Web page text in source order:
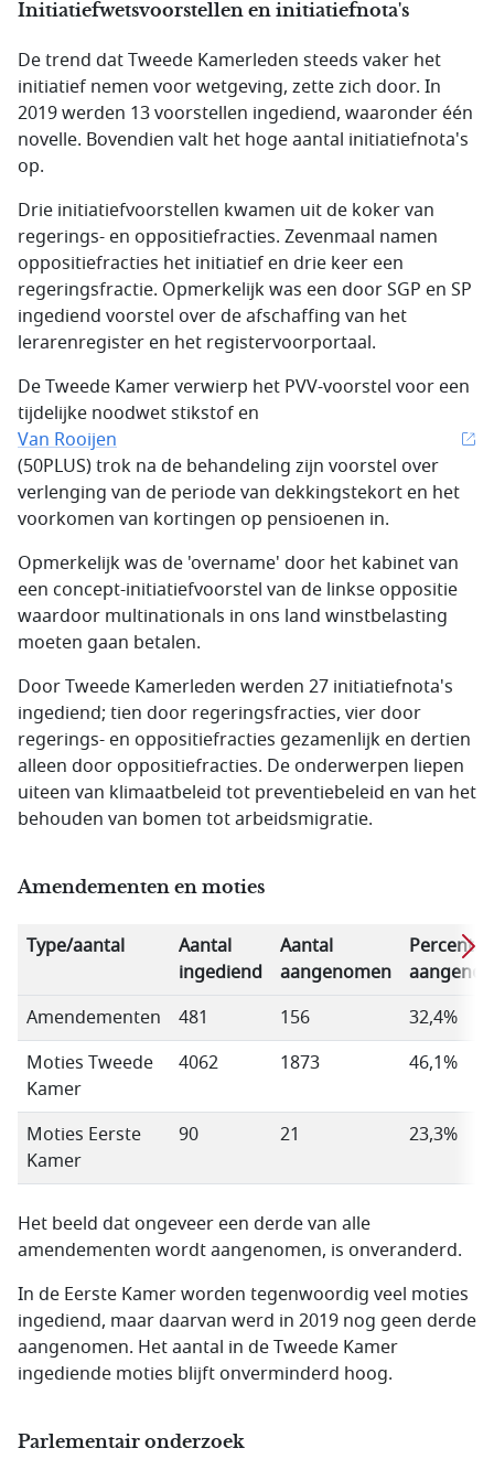
Initiatiefwetsvoorstellen en initiatiefnota's
De trend dat Tweede Kamerleden steeds vaker het
initiatief nemen voor wetgeving, zette zich door. In
2019 werden 13 voorstellen ingediend, waaronder één
novelle. Bovendien valt het hoge aantal initiatiefnota's
op.
Drie initiatiefvoorstellen kwamen uit de koker van
regerings- en oppositiefracties. Zevenmaal namen
oppositiefracties het initiatief en drie keer een
regeringsfractie. Opmerkelijk was een door SGP en SP
ingediend voorstel over de afschaffing van het
lerarenregister en het registervoorportaal.
De Tweede Kamer verwierp het PVV-voorstel voor een
tijdelijke noodwet stikstof en
Van Rooijen
(50PLUS) trok na de behandeling zijn voorstel over
verlenging van de periode van dekkingstekort en het
voorkomen van kortingen op pensioenen in.
Opmerkelijk was de 'overname' door het kabinet van
een concept-initiatiefvoorstel van de linkse oppositie
waardoor multinationals in ons land winstbelasting
moeten gaan betalen.
Door Tweede Kamerleden werden 27 initiatiefnota's
ingediend; tien door regeringsfracties, vier door
regerings- en oppositiefracties gezamenlijk en dertien
alleen door oppositiefracties. De onderwerpen liepen
uiteen van klimaatbeleid tot preventiebeleid en van het
behouden van bomen tot arbeidsmigratie.
Amendementen en moties
Type/aantal
Aantal
ingediend
Aantal
aangenomen
Amendementen
481 156
32,4%
Moties Tweede
Kamer
4062 1873 46,1%
Moties Eerste
Kamer
90 21 23,3%
Het beeld dat ongeveer een derde van alle
amendementen wordt aangenomen, is onveranderd.
In de Eerste Kamer worden tegenwoordig veel moties
ingediend, maar daarvan werd in 2019 nog geen derde
aangenomen. Het aantal in de Tweede Kamer
ingediende moties blijft onverminderd hoog.
Parlementair onderzoek